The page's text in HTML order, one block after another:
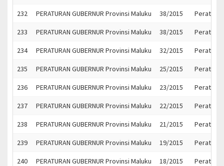
232 PERATURAN GUBERNUR Provinsi Maluku 38/2015 Peraturan
233 PERATURAN GUBERNUR Provinsi Maluku 38/2015 Peraturan
234 PERATURAN GUBERNUR Provinsi Maluku 32/2015 Peraturan
235 PERATURAN GUBERNUR Provinsi Maluku 25/2015 Peraturan
236 PERATURAN GUBERNUR Provinsi Maluku 23/2015 Peraturan
237 PERATURAN GUBERNUR Provinsi Maluku 22/2015 Peraturan
238 PERATURAN GUBERNUR Provinsi Maluku 21/2015 Peraturan
239 PERATURAN GUBERNUR Provinsi Maluku 19/2015 Peraturan
240 PERATURAN GUBERNUR Provinsi Maluku 18/2015 Peraturan